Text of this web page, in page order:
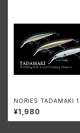
NORIES TADAMAKI
RATTLE/ノリーズ タダ
JP ラトル
¥1,980